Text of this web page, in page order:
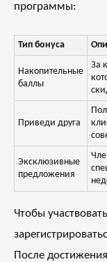
программы:
Тип бонуса
Накопительные
баллы
За
Приведи друга
Эксклюзивные
предложения
Чтобы
После